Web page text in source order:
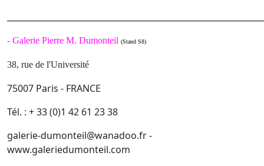
- Galerie Pierre M. Dumonteil (Stand S8)
38, rue de l'Université
75007 Paris - FRANCE
Tél. : + 33 (0)1 42 61 23 38
galerie-dumonteil@wanadoo.fr -
www.galeriedumonteil.com